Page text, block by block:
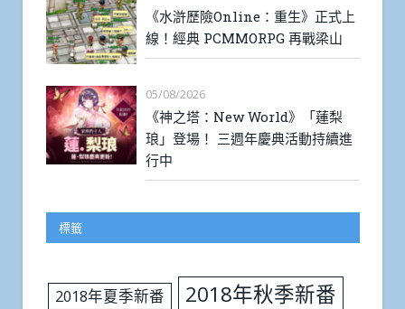
《水滸歷險Online：重生》正式上
線！經典 PCMMORPG 再戰梁山
05/08/2026
《神之塔：New World》「蓮梨
琅」登場！ 三週年慶典活動持續進
行中
標籤
2018年夏季新番 2018年秋季新番